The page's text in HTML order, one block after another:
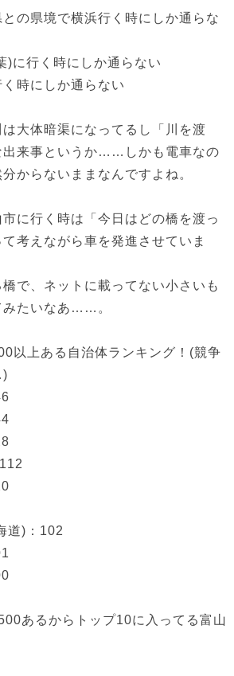
の県境で横浜行く時にしか通らな
に行く時にしか通らない
時にしか通らない
大体暗渠になってるし「川を渡
出来事というか……しかも電車なの
からないままなんですよね。
に行く時は「今日はどの橋を渡っ
考えながら車を発進させていま
で、ネットに載ってない小さいも
みたいなあ……。
以上ある自治体ランキング！(競争
道)：102
あるからトップ10に入ってる富山